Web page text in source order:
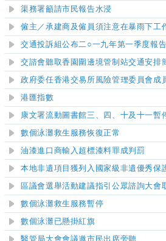
渠務署籲請市民報告水浸
僱主／承建商及僱員須注意在暴雨下工
交通投訴組公布二○一九年第一季度報告
交諮會聽取香園圍邊境管制站交通安排
政府委任香港交易所風險管理委員會成
港匯指數
康文署流動圖書館三、四、十及十一暫
數個泳灘救生服務恢復正常
油漆進口商輸入超標漆料罪成判罰
本地非遺項目獲列入國家級非遺優秀保
區議會選舉活動建議指引公眾諮詢大會
數個泳灘救生服務暫停
數個泳灘已懸掛紅旗
醫管局大會會議邀市民出席旁聽